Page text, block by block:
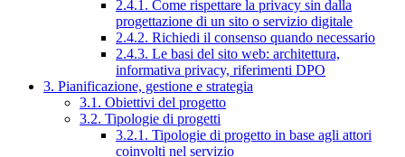
2.4.1. Come rispettare la privacy sin dalla
progettazione di un sito o servizio digitale
2.4.2. Richiedi il consenso quando necessario
2.4.3. Le basi del sito web: architettura,
informativa privacy, riferimenti DPO
3. Pianificazione, gestione e strategia
3.1. Obiettivi del progetto
3.2. Tipologie di progetti
3.2.1. Tipologie di progetto in base agli attori
coinvolti nel servizio